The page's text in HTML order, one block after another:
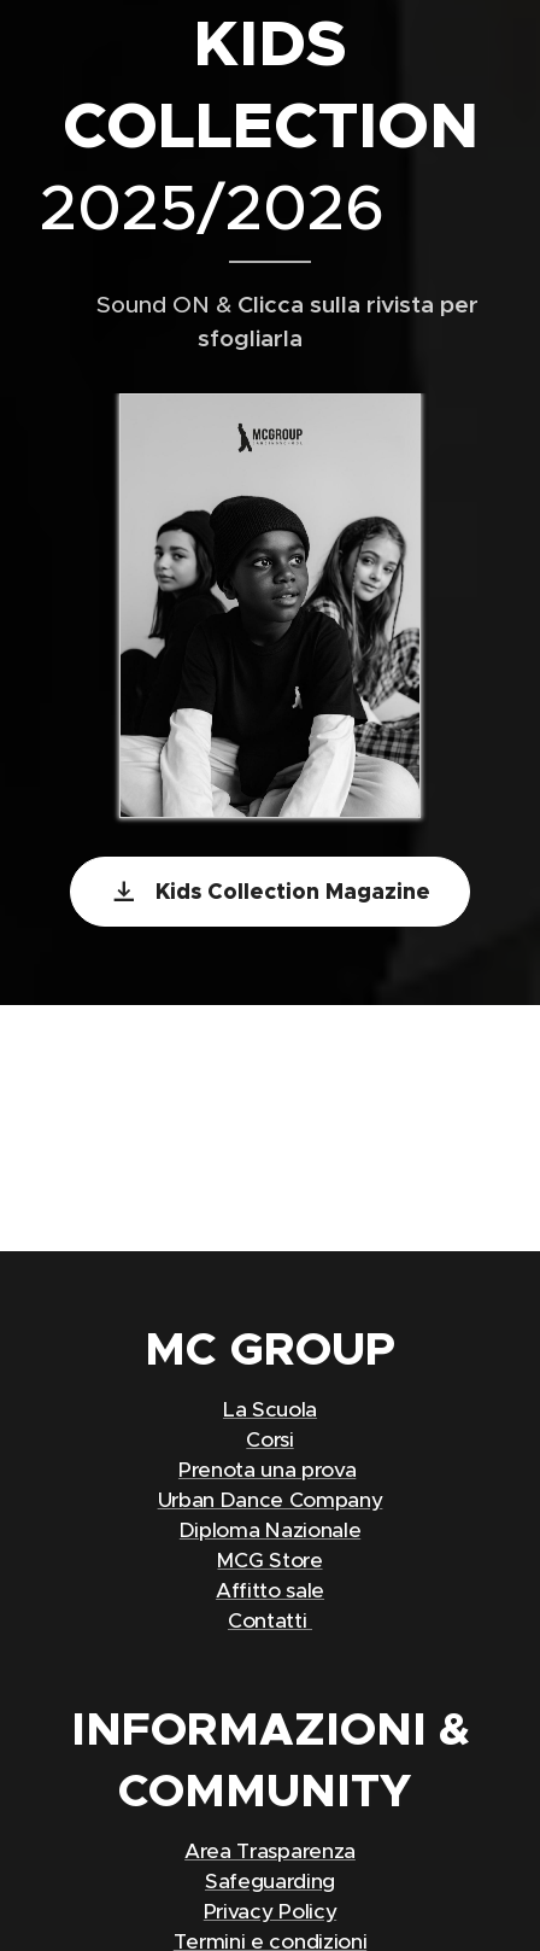
KIDS
COLLECTION
2025/2026
🔊 Sound ON & Clicca sulla rivista per
sfogliarla ⬇️​
Kids Collection Magazine
MC GROUP
La Scuola
Corsi
Prenota una prova
Urban Dance Company
Diploma Nazionale
MCG Store
Affitto sale
Contatti
INFORMAZIONI &
COMMUNITY
Area Trasparenza
Safeguarding
Privacy Policy
Termini e condizioni